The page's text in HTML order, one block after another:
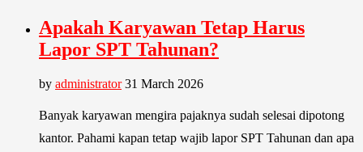
Apakah Karyawan Tetap Harus
Lapor SPT Tahunan?
by administrator 31 March 2026
Banyak karyawan mengira pajaknya sudah selesai dipotong
kantor. Pahami kapan tetap wajib lapor SPT Tahunan dan apa